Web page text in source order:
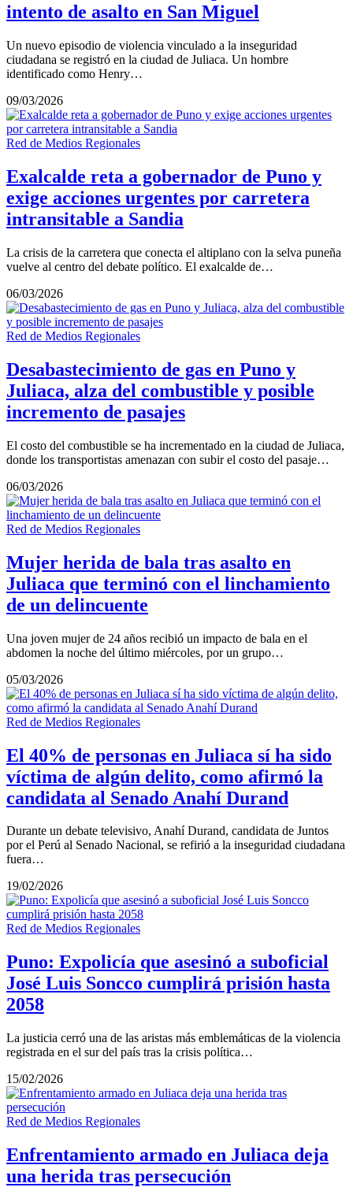
intento de asalto en San Miguel
Un nuevo episodio de violencia vinculado a la inseguridad
ciudadana se registró en la ciudad de Juliaca. Un hombre
identificado como Henry…
09/03/2026
Red de Medios Regionales
Exalcalde reta a gobernador de Puno y
exige acciones urgentes por carretera
intransitable a Sandia
La crisis de la carretera que conecta el altiplano con la selva puneña
vuelve al centro del debate político. El exalcalde de…
06/03/2026
Red de Medios Regionales
Desabastecimiento de gas en Puno y
Juliaca, alza del combustible y posible
incremento de pasajes
El costo del combustible se ha incrementado en la ciudad de Juliaca,
donde los transportistas amenazan con subir el costo del pasaje…
06/03/2026
Red de Medios Regionales
Mujer herida de bala tras asalto en
Juliaca que terminó con el linchamiento
de un delincuente
Una joven mujer de 24 años recibió un impacto de bala en el
abdomen la noche del último miércoles, por un grupo…
05/03/2026
Red de Medios Regionales
El 40% de personas en Juliaca sí ha sido
víctima de algún delito, como afirmó la
candidata al Senado Anahí Durand
Durante un debate televisivo, Anahí Durand, candidata de Juntos
por el Perú al Senado Nacional, se refirió a la inseguridad ciudadana
fuera…
19/02/2026
Red de Medios Regionales
Puno: Expolicía que asesinó a suboficial
José Luis Soncco cumplirá prisión hasta
2058
La justicia cerró una de las aristas más emblemáticas de la violencia
registrada en el sur del país tras la crisis política…
15/02/2026
Red de Medios Regionales
Enfrentamiento armado en Juliaca deja
una herida tras persecución